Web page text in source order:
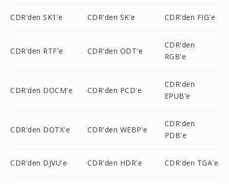
CDR'den SK1'e CDR'den SK'e CDR'den FIG'e
CDR'den RTF'e CDR'den ODT'e
CDR'den
RGB'e
CDR'den DOCM'e CDR'den PCD'e
CDR'den
EPUB'e
CDR'den DOTX'e CDR'den WEBP'e
CDR'den
PDB'e
CDR'den DJVU'e CDR'den HDR'e CDR'den TGA'e